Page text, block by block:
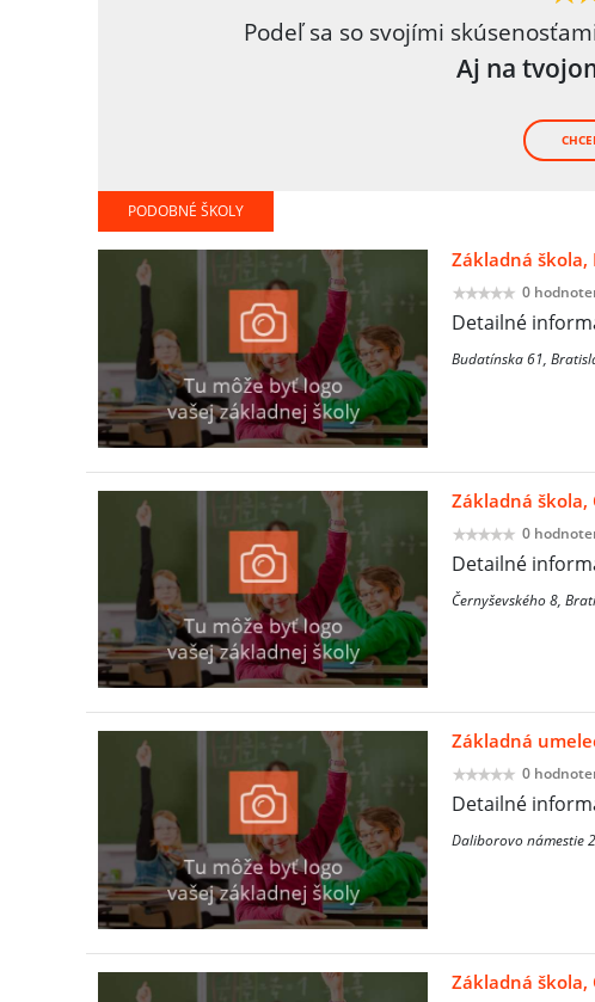
Podeľ sa so svojími
Aj na
PODOBNÉ ŠKOLY
Základná škola,
0
Detailné
Budatínska 61,
Základná škola,
0
Detailné
Černyševského 8,
Základná
0
Detailné
Daliborovo námestie
Základná škola,